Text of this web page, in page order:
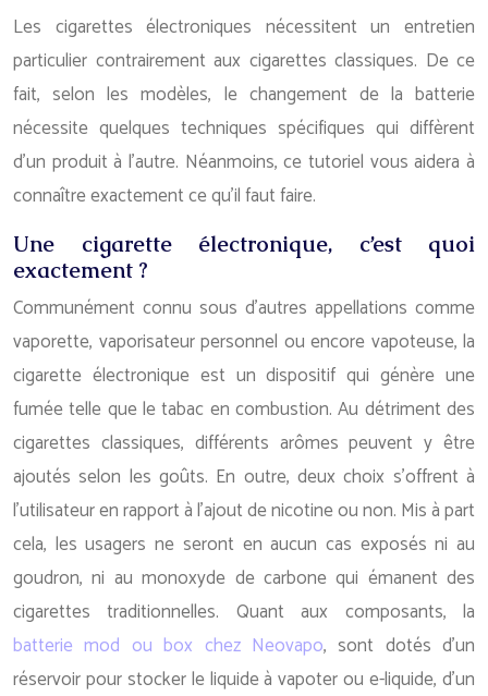
Les cigarettes électroniques nécessitent un entretien
particulier contrairement aux cigarettes classiques. De ce
fait, selon les modèles, le changement de la batterie
nécessite quelques techniques spécifiques qui diffèrent
d’un produit à l’autre. Néanmoins, ce tutoriel vous aidera à
connaître exactement ce qu’il faut faire.
Une cigarette électronique, c’est quoi
exactement ?
Communément connu sous d’autres appellations comme
vaporette, vaporisateur personnel ou encore vapoteuse, la
cigarette électronique est un dispositif qui génère une
fumée telle que le tabac en combustion. Au détriment des
cigarettes classiques, différents arômes peuvent y être
ajoutés selon les goûts. En outre, deux choix s’offrent à
l’utilisateur en rapport à l’ajout de nicotine ou non. Mis à part
cela, les usagers ne seront en aucun cas exposés ni au
goudron, ni au monoxyde de carbone qui émanent des
cigarettes traditionnelles. Quant aux composants, la
batterie mod ou box chez Neovapo, sont dotés d’un
réservoir pour stocker le liquide à vapoter ou e-liquide, d’un